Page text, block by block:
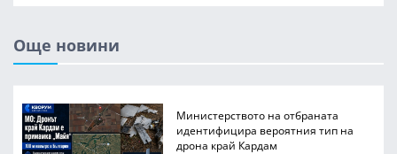
Още новини
Министерството на отбраната
идентифицира вероятния тип на
дрона край Кардам